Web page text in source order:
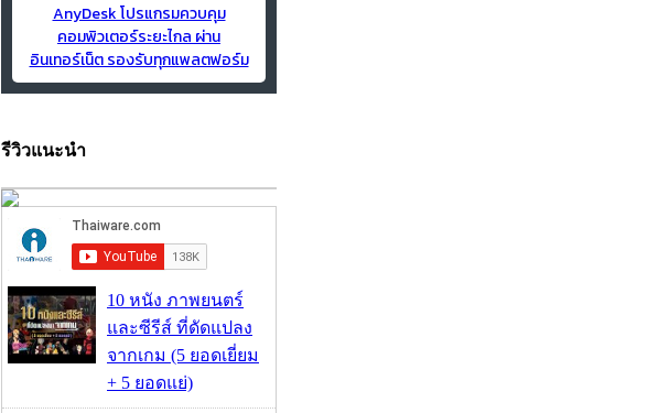
AnyDesk โปรแกรมควบคุม
คอมพิวเตอร์ระยะไกล ผ่าน
อินเทอร์เน็ต รองรับทุกแพลตฟอร์ม
รีวิวแนะนำ
10 หนัง ภาพยนตร์
และซีรีส์ ที่ดัดแปลง
จากเกม (5 ยอดเยี่ยม
+ 5 ยอดแย่)